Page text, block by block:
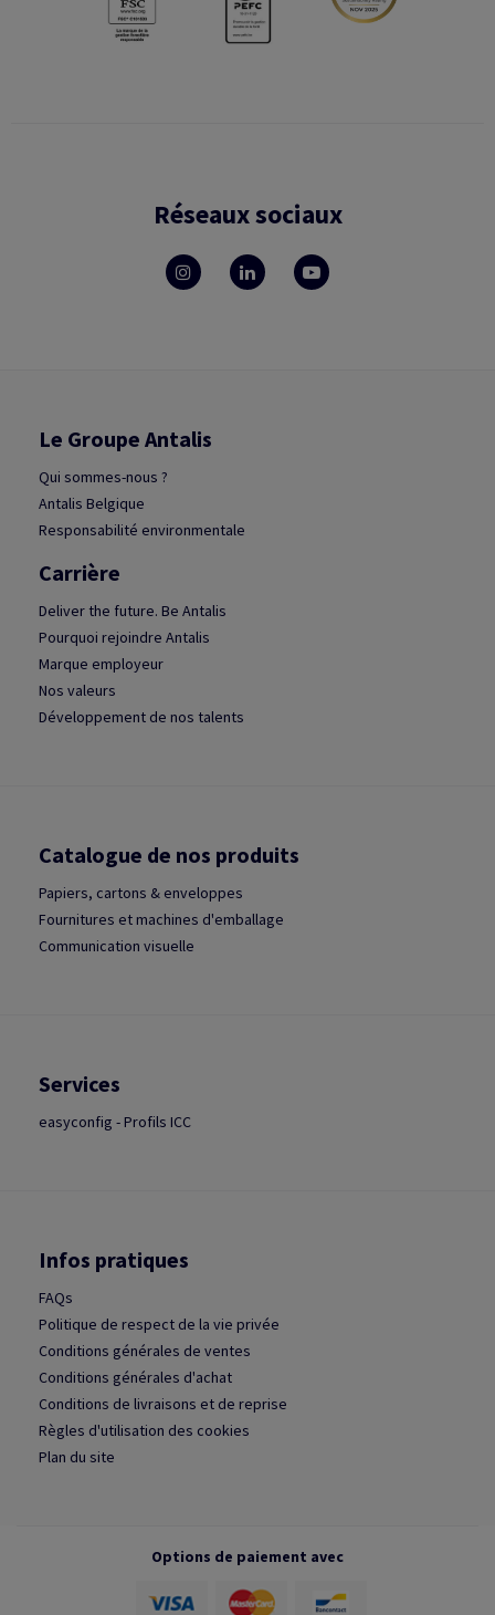
Réseaux sociaux
Le Groupe Antalis
Qui sommes-nous ?
Antalis Belgique
Responsabilité environmentale
Carrière
Deliver the future. Be Antalis
Pourquoi rejoindre Antalis
Marque employeur
Nos valeurs
Développement de nos talents
Catalogue de nos produits
Papiers, cartons & enveloppes
Fournitures et machines d'emballage
Communication visuelle
Services
easyconfig - Profils ICC
Infos pratiques
FAQs
Politique de respect de la vie privée
Conditions générales de ventes
Conditions générales d'achat
Conditions de livraisons et de reprise
Règles d'utilisation des cookies
Plan du site
Options de paiement avec